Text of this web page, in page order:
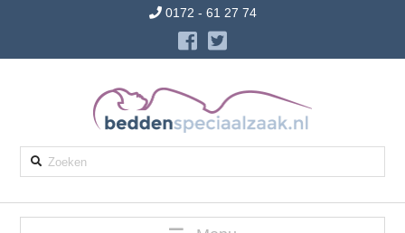
0172 - 61 27 74
Zoeken